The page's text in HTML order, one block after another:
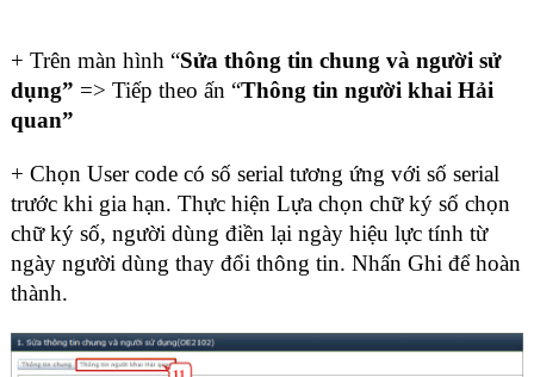
+ Trên màn hình “Sửa thông tin chung và người sử
dụng” => Tiếp theo ấn “Thông tin người khai Hải
quan”
+ Chọn User code có số serial tương ứng với số serial
trước khi gia hạn. Thực hiện Lựa chọn chữ ký số chọn
chữ ký số, người dùng điền lại ngày hiệu lực tính từ
ngày người dùng thay đổi thông tin. Nhấn Ghi để hoàn
thành.